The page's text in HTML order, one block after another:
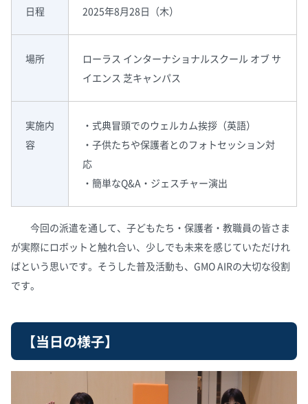
日程 2025年8月28日（木）
場所
ローラス インターナショナルスクール オブ サ
イエンス 芝キャンパス
実施内
容
・式典冒頭でのウェルカム挨拶（英語）
・子供たちや保護者とのフォトセッション対
応
・簡単なQ&A・ジェスチャー演出
今回の派遣を通して、子どもたち・保護者・教職員の皆さま
が実際にロボットと触れ合い、少しでも未来を感じていただけれ
ばという思いです。そうした普及活動も、GMO AIRの大切な役割
です。
【当日の様子】